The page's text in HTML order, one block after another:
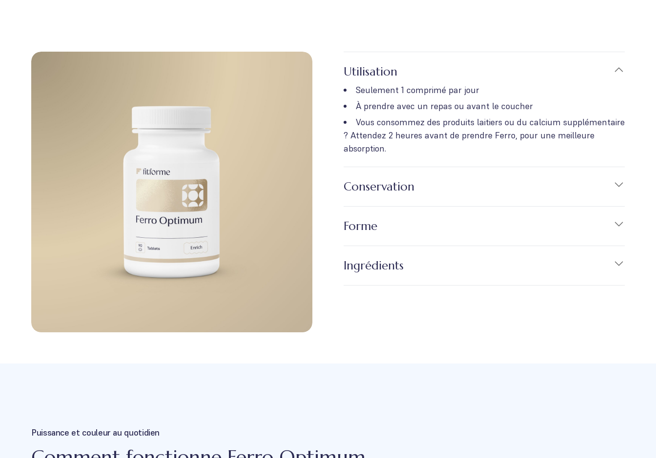
Utilisation
Seulement 1 comprimé par jour
À prendre avec un repas ou avant le coucher
Vous consommez des produits laitiers ou du calcium supplémentaire
? Attendez 2 heures avant de prendre Ferro, pour une meilleure
absorption.
Conservation
Forme
Ingrédients
Puissance et couleur au quotidien